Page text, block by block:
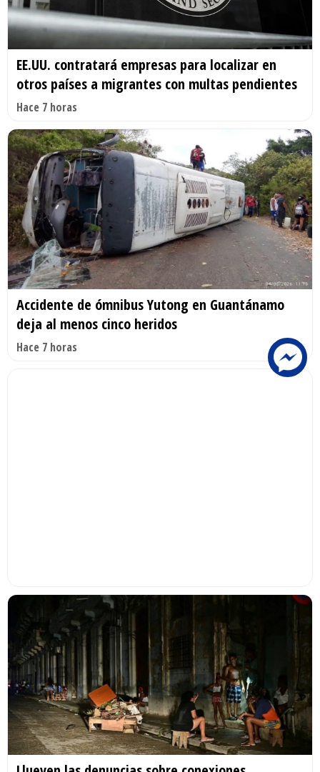
EE.UU. contratará empresas para localizar en
otros países a migrantes con multas pendientes
Hace 7 horas
Accidente de ómnibus Yutong en Guantánamo
deja al menos cinco heridos
Hace 7 horas